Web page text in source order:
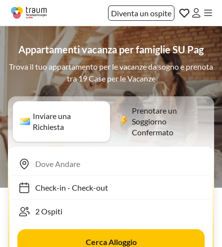
Diventa un ospite
Appartamenti vacanza per famiglie SU Pag
Trova il tuo appartamento per le vacanze da sogno e prenota
tra 19 Case per le Vacanze
Inviare una
Richiesta
Prenotare un
Soggiorno
Confermato
Check-in- Check-out
Cerca Alloggio